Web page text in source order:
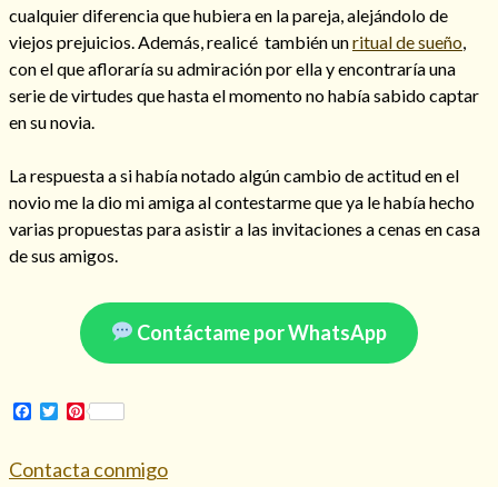
Hechizo de alejamiento
Tu consulta al tarot
Amarres
(145)
Cartomancia(117)
Cómo recuperar a mi ex
(190)
Endulzamiento
(104)
Oraciones
(72)
Mis libros favoritos
cualquier diferencia que hubiera en la pareja, alejándolo de
viejos prejuicios. Además, realicé también unritual de sueño
con el que afloraría su admiración por ella y encontraría una
serie de virtudes que hasta el momento no había sabido captar
en su novia.
La respuesta a si había notado algún cambio de actitud en el
novio me la dio mi amiga al contestarme que ya le había hecho
varias propuestas para asistir a las invitaciones a cenas en casa
de sus amigos.
Contáctame por WhatsApp
Facebook
Twitter
Pinterest
Contacta conmigo